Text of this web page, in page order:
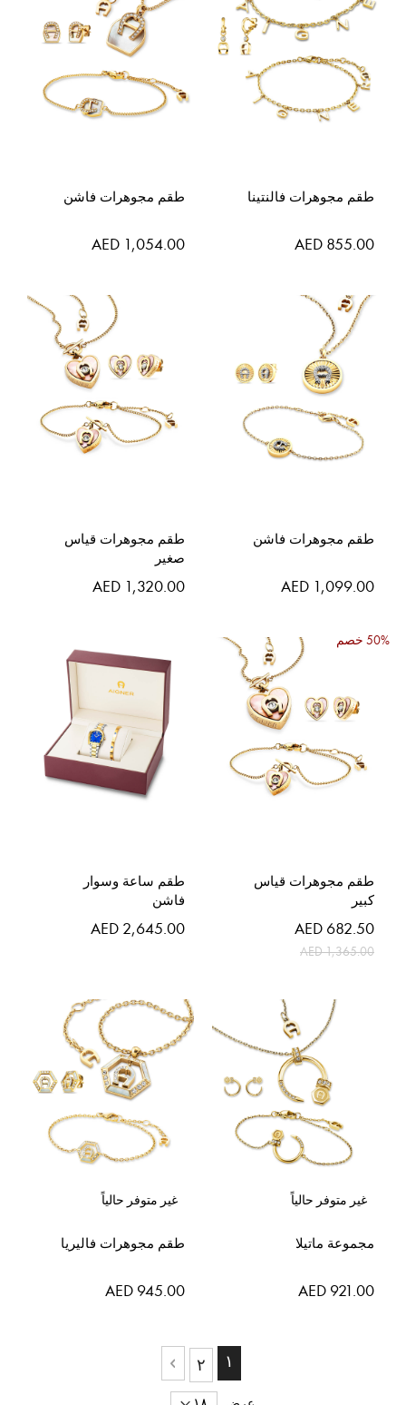
طقم مجوهرات فالنتينا
AED 855.00
طقم مجوهرات فاشن
AED 1,054.00
طقم مجوهرات فاشن
AED 1,099.00
طقم مجوهرات قياس
صغير
AED 1,320.00
50% خصم
طقم مجوهرات قياس
كبير
السعر
AED 682.50
AED 1,365.00
طقم ساعة وسوار
فاشن
AED 2,645.00
غير متوفر حالياً
مجموعة ماتيلا
AED 921.00
غير متوفر حالياً
طقم مجوهرات فاليريا
AED 945.00
حاليا انت تقرأ الصفحة
١ حقيبة٢
حقيبة
التالي